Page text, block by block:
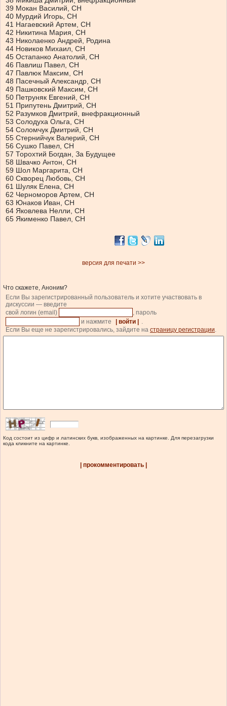
39 Мокан Василий, СН
40 Мурдий Игорь, СН
41 Нагаевский Артем, СН
42 Никитина Мария, СН
43 Николаенко Андрей, Родина
44 Новиков Михаил, СН
45 Остапанко Анатолий, СН
46 Павлиш Павел, СН
47 Павлюк Максим, СН
48 Пасечный Александр, СН
49 Пашковский Максим, СН
50 Петруняк Евгений, СН
51 Припутень Дмитрий, СН
52 Разумков Дмитрий, внефракционный
53 Солодуха Ольга, СН
54 Соломчук Дмитрий, СН
55 Стернийчук Валерий, СН
56 Сушко Павел, СН
57 Торохтий Богдан, За Будущее
58 Швачко Антон, СН
59 Шол Маргарита, СН
60 Скворец Любовь, СН
61 Шуляк Елена, СН
62 Черноморов Артем, СН
63 Юнаков Иван, СН
64 Яковлева Нелли, СН
65 Якименко Павел, СН
версия для печати >>
Что скажете, Аноним?
Если Вы зарегистрированный пользователь и хотите участвовать в
дискуссии — введите
свой логин (email)
, пароль
и нажмите
| войти |
.
Если Вы еще не зарегистрировались, зайдите на страницу регистрации.
Код состоит из цифр и латинских букв, изображенных на картинке. Для перезагрузки
кода кликните на картинке.
| прокомментировать |